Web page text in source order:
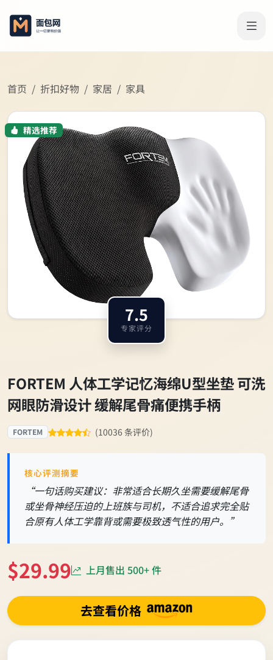
首页 折扣好物 家居 家具
精选推荐
7.5
专家评分
FORTEM 人体工学记忆海绵U型坐垫 可洗
网眼防滑设计 缓解尾骨痛便携手柄
FORTEM (10036 条评价)
核心评测摘要
“一句话购买建议：非常适合长期久坐需要缓解尾骨
或坐骨神经压迫的上班族与司机，不适合追求完全贴
合原有人体工学靠背或需要极致透气性的用户。”
$29.99 上月售出 500+ 件
去查看价格